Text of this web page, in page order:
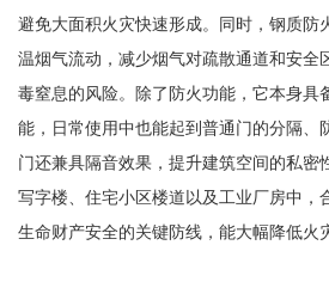
避免大面积火灾快速形成。同时，钢质防
温烟气流动，减少烟气对疏散通道和安全
毒窒息的风险。除了防火功能，它本身具
能，日常使用中也能起到普通门的分隔、
门还兼具隔音效果，提升建筑空间的私密
写字楼、住宅小区楼道以及工业厂房中，
生命财产安全的关键防线，能大幅降低火